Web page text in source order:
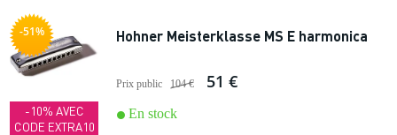
-51%
-10% AVEC
CODE EXTRA10
Hohner Meisterklasse MS E harmonica
Prix public 104 € 51 €
En stock